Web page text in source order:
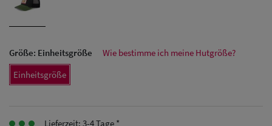
Herren Caps
Größe: Einheitsgröße
Wie bestimme ich meine Hutgröße?
Einheitsgröße
Lieferzeit: 3-4 Tage *